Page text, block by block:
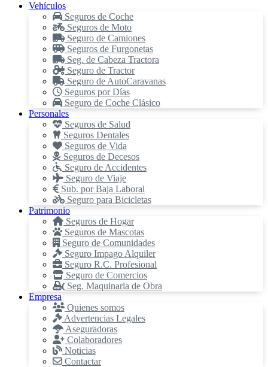
Vehículos
Seguros de Coche
Seguros de Moto
Seguro de Camiones
Seguros de Furgonetas
Seg. de Cabeza Tractora
Seguro de Tractor
Seguro de AutoCaravanas
Seguros por Días
Seguro de Coche Clásico
Personales
Seguros de Salud
Seguros Dentales
Seguros de Vida
Seguros de Decesos
Seguro de Accidentes
Seguro de Viaje
Sub. por Baja Laboral
Seguro para Bicicletas
Patrimonio
Seguros de Hogar
Seguros de Mascotas
Seguro de Comunidades
Seguro Impago Alquiler
Seguro R.C. Profesional
Seguro de Comercios
Seg. Maquinaria de Obra
Empresa
Quienes somos
Advertencias Legales
Aseguradoras
Colaboradores
Noticias
Contactar